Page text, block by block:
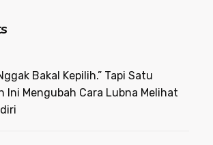
Bakal Kepilih.” Tapi Satu
Ini Mengubah Cara Lubna Melihat